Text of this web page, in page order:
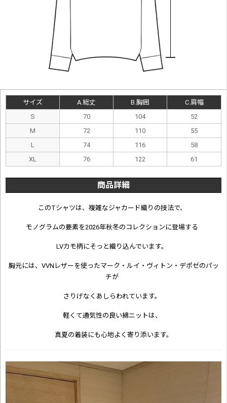
サイズ A.総丈 B.胸囲
C.肩幅
S
70 104
52
M
72 110
55
L
74 116
58
XL
76 122 61
商品詳細
このTシャツは、複雑なジャカード織りの技法で、
モノグラムの要素を2026年秋冬のコレクションに登場する
LVカモ柄にそっと織り込んでいます。
胸元には、VVNレザーを使ったマーク・ルイ・ヴィトン・デポゼのパッ
チが
さりげなくあしらわれています。
軽くて通気性の良い綿ニットは、
真夏の着装にも心地よく寄り添います。